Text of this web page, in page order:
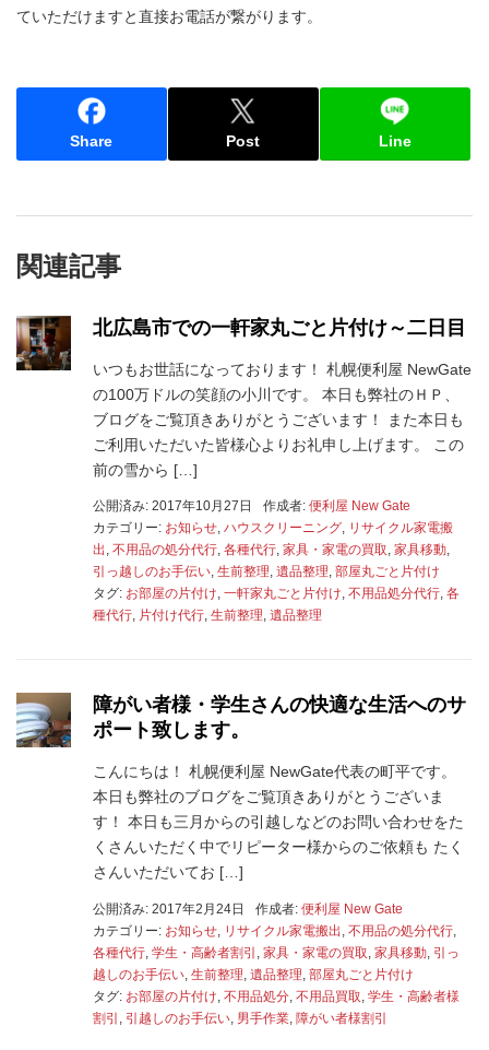
ていただけますと直接お電話が繋がります。
Share Post Line
関連記事
北広島市での一軒家丸ごと片付け～二日目
いつもお世話になっております！ 札幌便利屋 NewGate
の100万ドルの笑顔の小川です。 本日も弊社のＨＰ、
ブログをご覧頂きありがとうございます！ また本日も
ご利用いただいた皆様心よりお礼申し上げます。 この
前の雪から […]
公開済み: 2017年10月27日 作成者: 便利屋 New Gate
カテゴリー: お知らせ, ハウスクリーニング, リサイクル家電搬
出 , 不用品の処分代行, 各種代行, 家具・家電の買取, 家具移動,
引っ越しのお手伝い, 生前整理, 遺品整理, 部屋丸ごと片付け
タグ: お部屋の片付け, 一軒家丸ごと片付け, 不用品処分代行, 各
種代行, 片付け代行, 生前整理, 遺品整理
障がい者様・学生さんの快適な生活へのサ
ポート致します。
こんにちは！ 札幌便利屋 NewGate代表の町平です。
本日も弊社のブログをご覧頂きありがとうございま
す！ 本日も三月からの引越しなどのお問い合わせをた
くさんいただく中でリピーター様からのご依頼も たく
さんいただいてお […]
公開済み: 2017年2月24日 作成者: 便利屋 New Gate
カテゴリー: お知らせ リサイクル家電搬出 不用品の処分代行
各種代行 学生・高齢者割引 家具・家電の買取 家具移動 引っ
越しのお手伝い 生前整理 遺品整理 部屋丸ごと片付け
タグ: お部屋の片付け 不用品処分 不用品買取 学生・高齢者様
割引
引越しのお手伝い 男手作業 障がい者様割引